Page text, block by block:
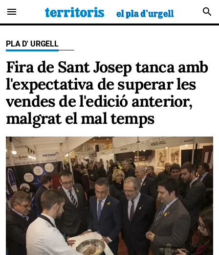
menu search
PLA D' URGELL
Fira de Sant Josep tanca amb
l'expectativa de superar les
vendes de l'edició anterior,
malgrat el mal temps